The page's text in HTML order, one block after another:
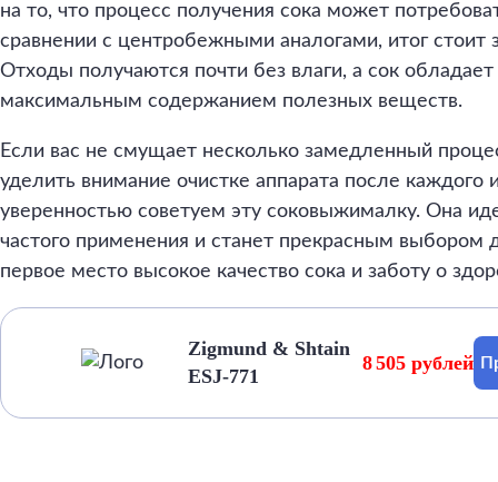
на то, что процесс получения сока может
сравнении с центробежными аналогами, итог стоит
Отходы получаются почти без влаги, а сок
максимальным содержанием полезных веществ.
Если вас не смущает несколько замедленный
уделить внимание очистке аппарата после каждого
уверенностью советуем эту соковыжималку. Она
частого применения и станет прекрасным выбором
первое место высокое качество сока и заботу о
Zigmund & Shtain
ESJ-771
8 505 рублей